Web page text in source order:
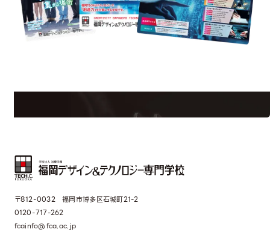
Information
〒812-0032 福岡市博多区石城町21-2
0120-717-262
fcainfo@fca.ac.jp